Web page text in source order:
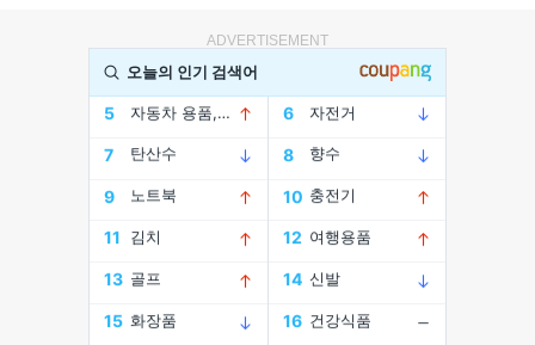
ADVERTISEMENT